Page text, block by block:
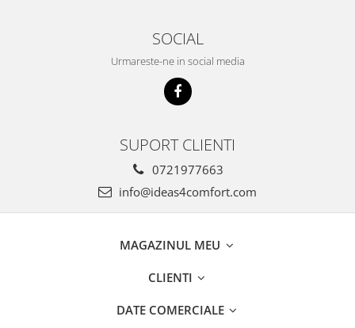
SOCIAL
Urmareste-ne in social media
SUPORT CLIENTI
0721977663
info@ideas4comfort.com
MAGAZINUL MEU
CLIENTI
DATE COMERCIALE